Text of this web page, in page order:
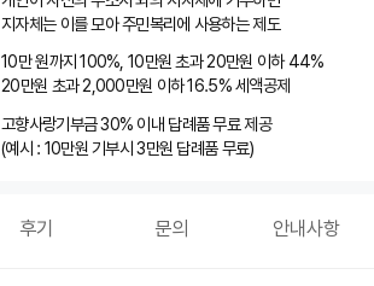
지자체는 이를 모아 주민복리에 사용하는 제도
10만 원까지 100%, 10만원 초과 20만원 이하 44%
20만원 초과 2,000만원 이하 16.5% 세액공제
고향사랑기부금 30% 이내 답례품 무료 제공
(예시 : 10만원 기부시 3만원 답례품 무료)
후기 문의 안내사항